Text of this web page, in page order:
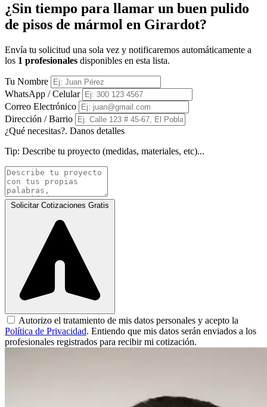
¿Sin tiempo para llamar un buen pulido
de pisos de mármol en Girardot?
Envía tu solicitud una sola vez y notificaremos automáticamente a
los 1 profesionales disponibles en esta lista.
Tu Nombre
WhatsApp / Celular
Correo Electrónico
Dirección / Barrio
¿Qué necesitas?. Danos detalles
Tip: Describe tu proyecto (medidas, materiales, etc)...
Solicitar Cotizaciones Gratis
Autorizo el tratamiento de mis datos personales y acepto la
Política de Privacidad. Entiendo que mis datos serán enviados a los
profesionales registrados para recibir mi cotización.